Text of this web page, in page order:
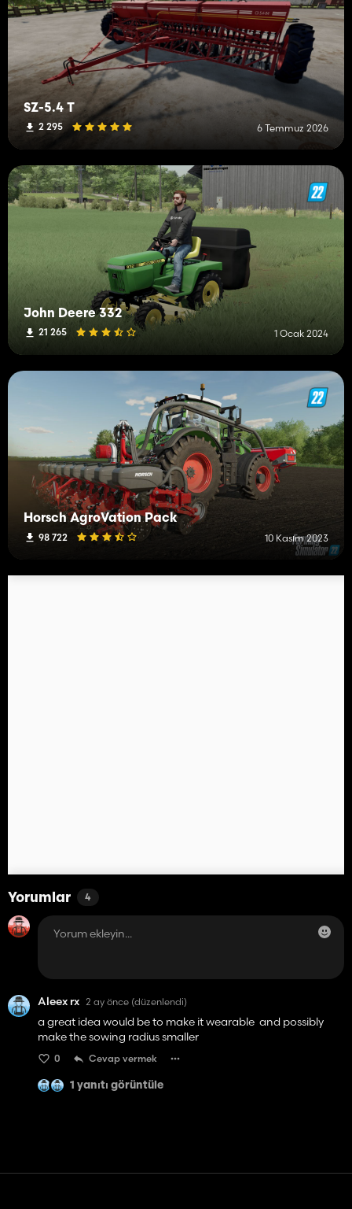
SZ-5.4 T
2 295 6 Temmuz 2026
John Deere 332
21 265 1 Ocak 2024
Horsch AgroVation Pack
98 722 10 Kasım 2023
Yorumlar 4
Aleex rx 2 ay önce (düzenlendi)
a great idea would be to make it wearable and possibly
make the sowing radius smaller
0 Cevap vermek
1 yanıtı görüntüle